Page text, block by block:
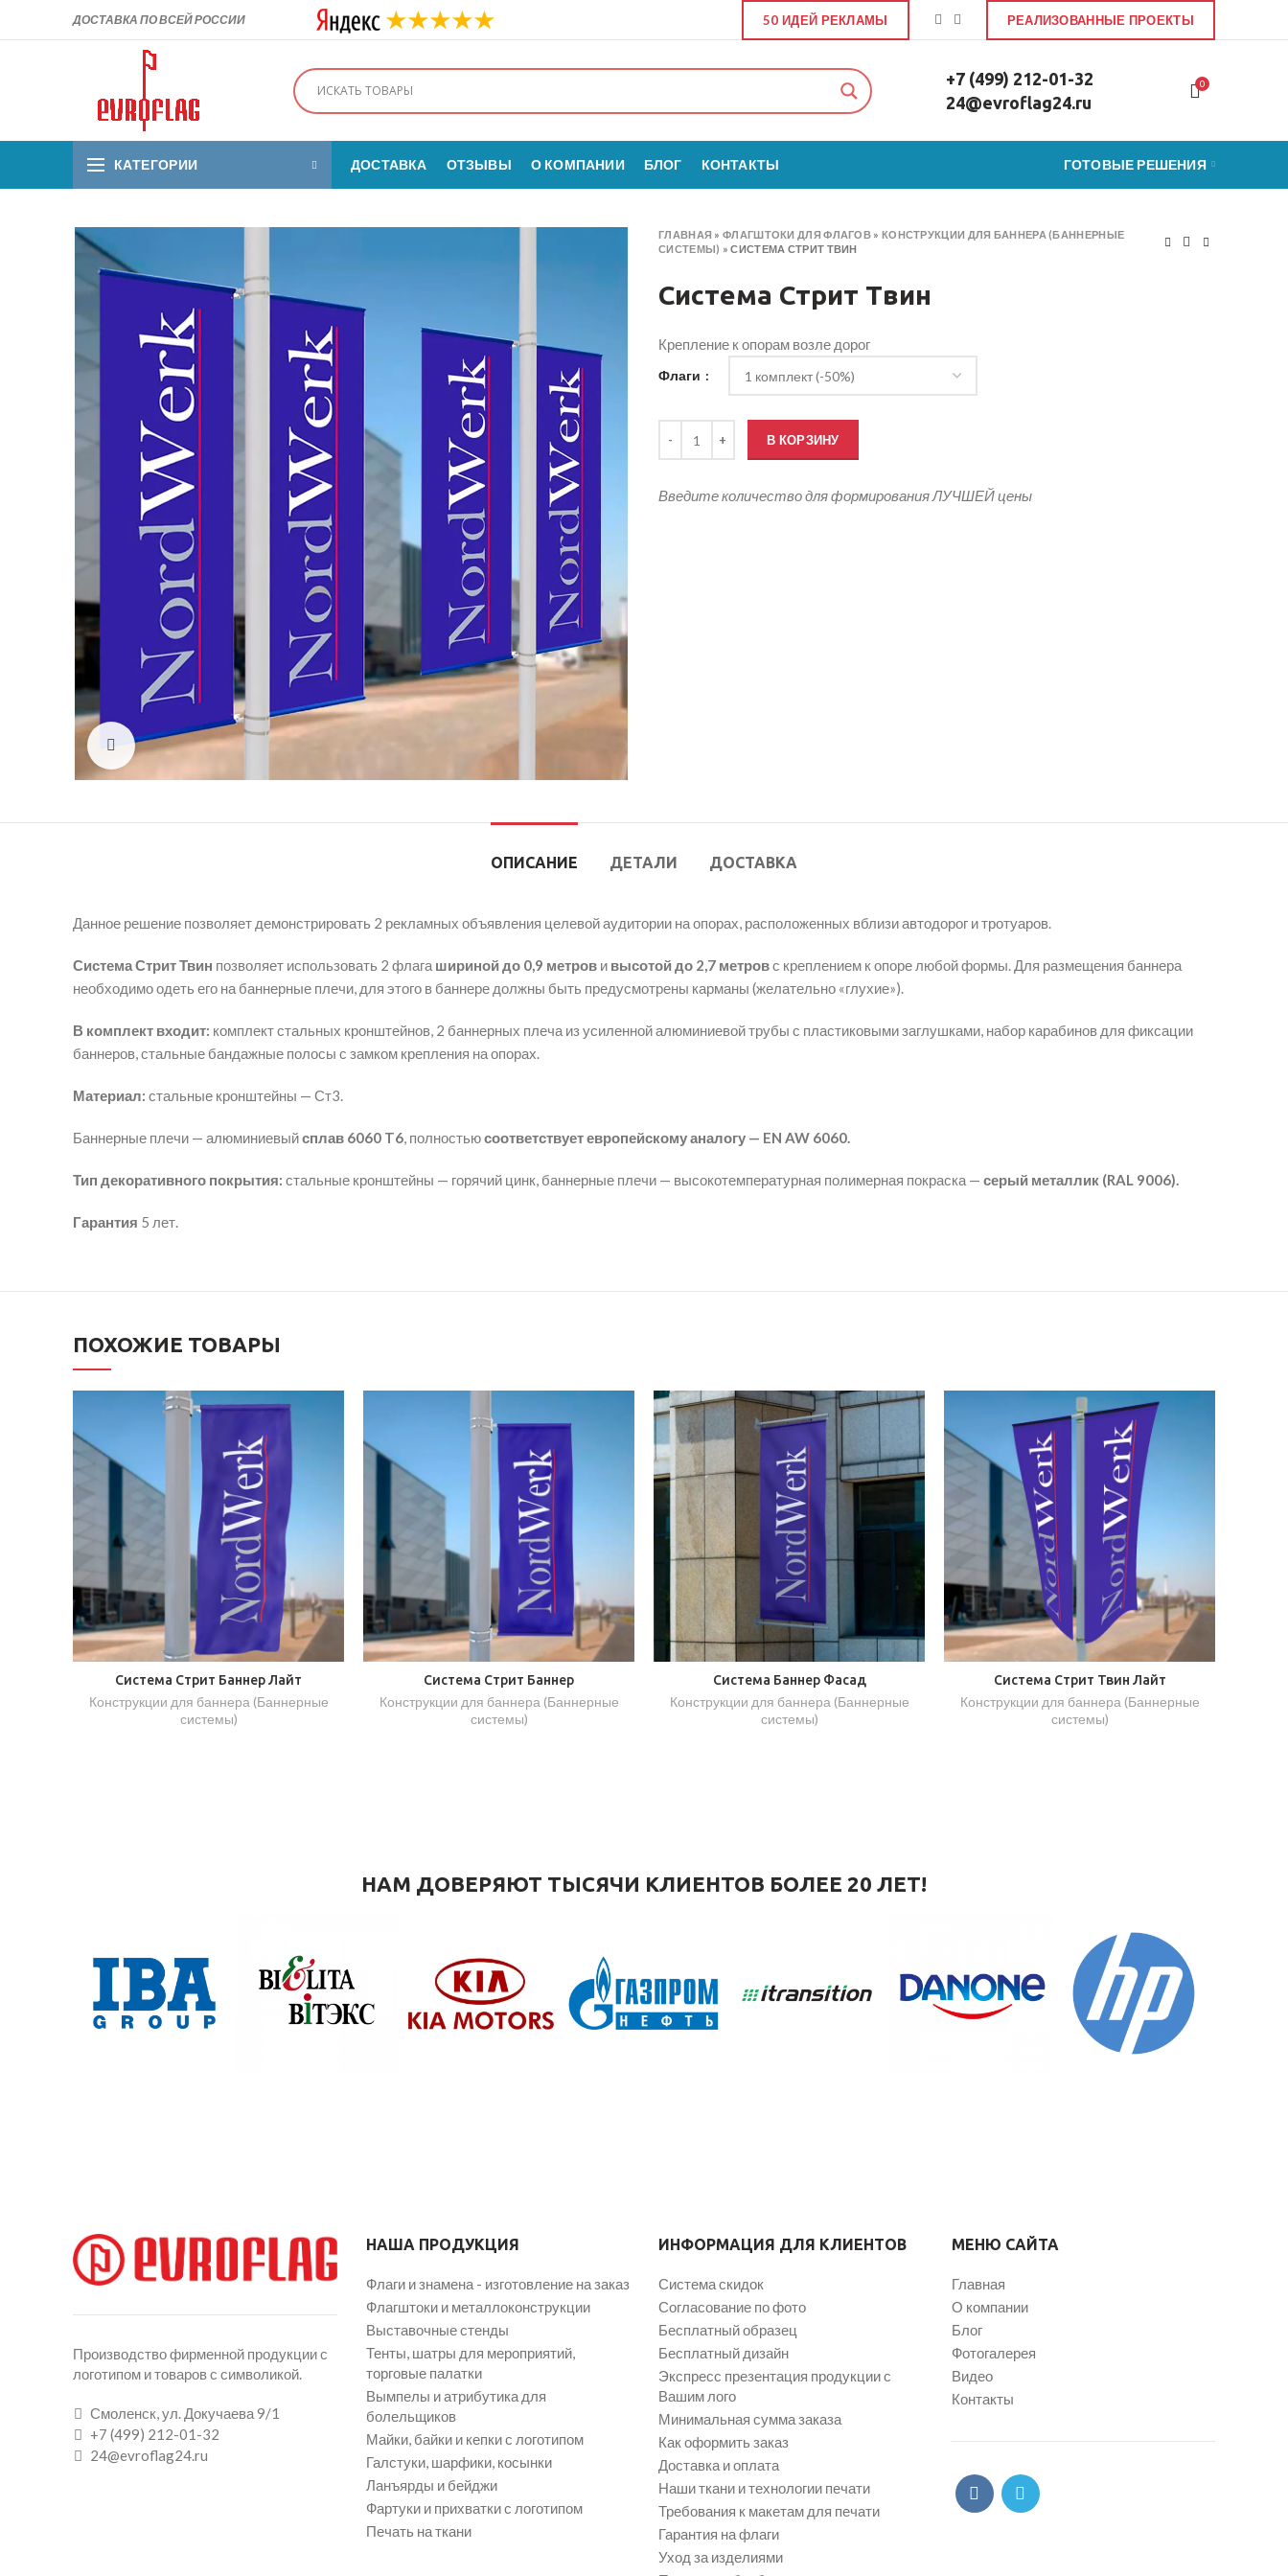
ДОСТАВКА ПО ВСЕЙ РОССИИ 50 ИДЕЙ РЕКЛАМЫ РЕАЛИЗОВАННЫЕ ПРОЕКТЫ
+7 (499) 212-01-32
24@evroflag24.ru
0
КАТЕГОРИИ ДОСТАВКА ОТЗЫВЫ О КОМПАНИИ БЛОГ КОНТАКТЫ ГОТОВЫЕ РЕШЕНИЯ
Click to enlarge
ГЛАВНАЯ »ФЛАГШТОКИ ДЛЯ ФЛАГОВ » КОНСТРУКЦИИ ДЛЯ БАННЕРА (БАННЕРНЫЕ
СИСТЕМЫ) »СИСТЕМА СТРИТ ТВИН
Система Стрит Твин
Крепление к опорам возле дорог
Флаги
В КОРЗИНУ
Введите количество для формирования ЛУЧШЕЙ цены
ОПИСАНИЕ ДЕТАЛИ ДОСТАВКА
Данное решение позволяет демонстрировать 2 рекламных объявления целевой аудитории на опорах, расположенных вблизи автодорог и тротуаров.
Система Стрит Твин позволяет использовать 2 флага шириной до 0,9 метров и высотой до 2,7 метровс креплением к опоре любой формы. Для размещения баннера
необходимо одеть его на баннерные плечи, для этого в баннере должны быть предусмотрены карманы (желательно «глухие»).
В комплект входит: комплект стальных кронштейнов, 2 баннерных плеча из усиленной алюминиевой трубы с пластиковыми заглушками, набор карабинов для фиксации
баннеров, стальные бандажные полосы с замком крепления на опорах.
Материал: стальные кронштейны — Ст3.
Баннерные плечи — алюминиевыйсплав 6060 T6, полностьюсоответствует европейскому аналогу — EN AW 6060.
Тип декоративного покрытия: стальные кронштейны — горячий цинк, баннерные плечи — высокотемпературная полимерная покраска — серый металлик (RAL 9006).
Гарантия 5 лет.
ПОХОЖИЕ ТОВАРЫ
Система Стрит Баннер Лайт
Конструкции для баннера (Баннерные
системы)
Система Стрит Баннер
Конструкции для баннера (Баннерные
системы)
Система Баннер Фасад
Конструкции для баннера (Баннерные
системы)
Система Стрит Твин Лайт
Конструкции для баннера (Баннерные
системы)
НАМ ДОВЕРЯЮТ ТЫСЯЧИ КЛИЕНТОВ БОЛЕЕ 20 ЛЕТ!
Производство фирменной продукции с
логотипом и товаров с символикой.
Смоленск, ул. Докучаева 9/1
+7 (499) 212-01-32
24@evroflag24.ru
НАША ПРОДУКЦИЯ
Флаги и знамена - изготовление на заказ
Флагштоки и металлоконструкции
Выставочные стенды
Тенты, шатры для мероприятий,
торговые палатки
Вымпелы и атрибутика для
болельщиков
Майки, байки и кепки с логотипом
Галстуки, шарфики, косынки
Ланъярды и бейджи
Фартуки и прихватки с логотипом
Печать на ткани
ИНФОРМАЦИЯ ДЛЯ КЛИЕНТОВ
Система скидок
Согласование по фото
Бесплатный образец
Бесплатный дизайн
Экспресс презентация продукции с
Вашим лого
Минимальная сумма заказа
Как оформить заказ
Доставка и оплата
Наши ткани и технологии печати
Требования к макетам для печати
Гарантия на флаги
Уход за изделиями
МЕНЮ САЙТА
Главная
О компании
Блог
Фотогалерея
Видео
Контакты